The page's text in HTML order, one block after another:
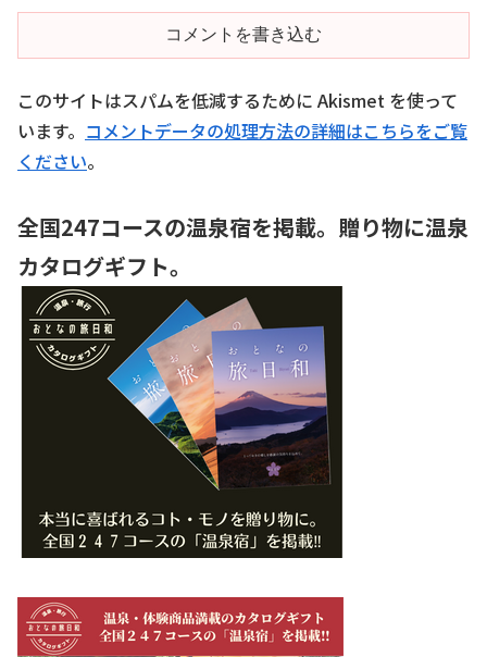
コメントを書き込む
このサイトはスパムを低減するために Akismet を使って
います。 コメントデータの処理方法の詳細はこちらをご覧
ください。
全国247コースの温泉宿を掲載。贈り物に温泉
カタログギフト。